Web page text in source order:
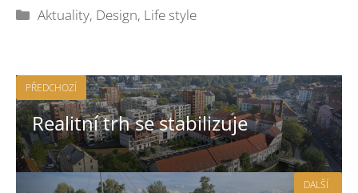
Rubriky
Aktuality, Design, Life style
PŘEDCHOZÍ
Realitní trh se stabilizuje
DALŠÍ